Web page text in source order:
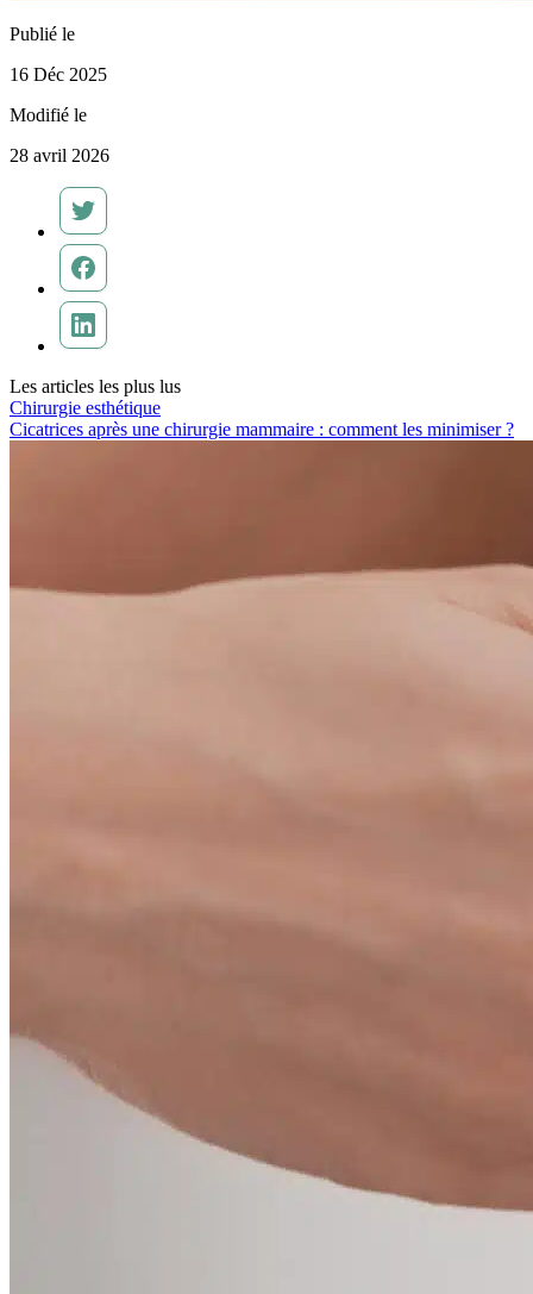
Publié le
16 Déc 2025
Modifié le
28 avril 2026
Les articles les plus lus
Chirurgie esthétique
Cicatrices après une chirurgie mammaire : comment les minimiser ?